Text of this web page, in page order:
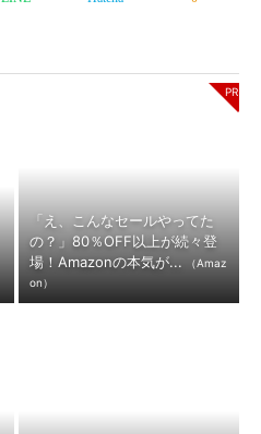
「え、こんなセールやってた
の？」80％OFF以上が続々登
場！Amazonの本気が...
（Amaz
on）